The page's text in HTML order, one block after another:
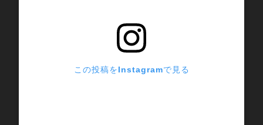
この投稿をInstagramで見る